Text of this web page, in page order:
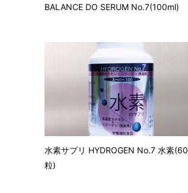
BALANCE DO SERUM No.7(100ml)
水素サプリ HYDROGEN No.7 水素(60
粒)